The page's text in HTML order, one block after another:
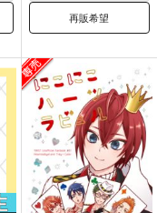
再販希望